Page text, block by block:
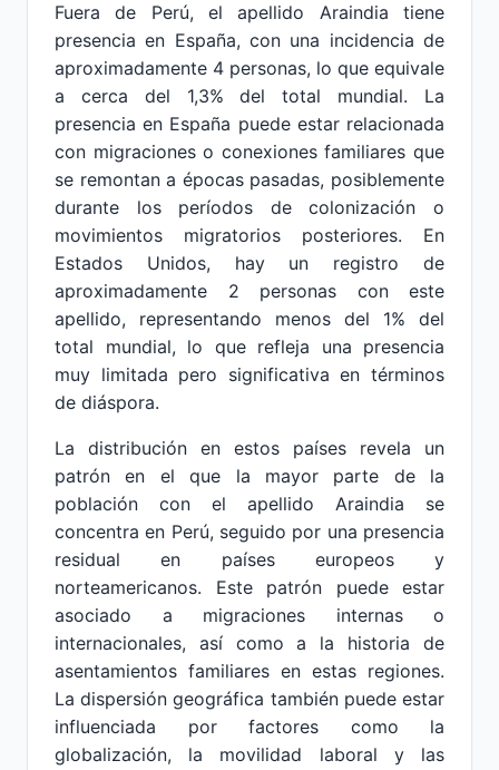
Fuera de Perú, el apellido Araindia tiene
presencia en España, con una incidencia de
aproximadamente 4 personas, lo que equivale
a cerca del 1,3% del total mundial. La
presencia en España puede estar relacionada
con migraciones o conexiones familiares que
se remontan a épocas pasadas, posiblemente
durante los períodos de colonización o
movimientos migratorios posteriores. En
Estados Unidos, hay un registro de
aproximadamente 2 personas con este
apellido, representando menos del 1% del
total mundial, lo que refleja una presencia
muy limitada pero significativa en términos
de diáspora.
La distribución en estos países revela un
patrón en el que la mayor parte de la
población con el apellido Araindia se
concentra en Perú, seguido por una presencia
residual en países europeos y
norteamericanos. Este patrón puede estar
asociado a migraciones internas o
internacionales, así como a la historia de
asentamientos familiares en estas regiones.
La dispersión geográfica también puede estar
influenciada por factores como la
globalización, la movilidad laboral y las